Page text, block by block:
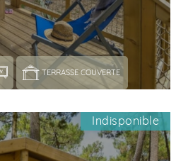
TERRASSE COUVERTE
Indisponible